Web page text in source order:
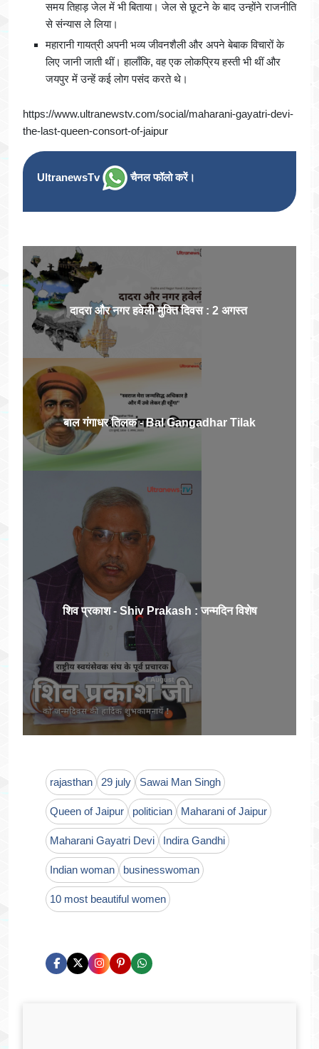
समय तिहाड़ जेल में भी बिताया। जेल से छूटने के बाद उन्होंने राजनीति
से संन्यास ले लिया।
महारानी गायत्री अपनी भव्य जीवनशैली और अपने बेबाक विचारों के
लिए जानी जाती थीं। हालाँकि, वह एक लोकप्रिय हस्ती भी थीं और
जयपुर में उन्हें कई लोग पसंद करते थे।
https://www.ultranewstv.com/social/maharani-gayatri-devi-
the-last-queen-consort-of-jaipur
UltranewsTv चैनल फॉलो करें।
दादरा और नगर हवेली मुक्ति दिवस : 2 अगस्त
बाल गंगाधर तिलक - Bal Gangadhar Tilak
शिव प्रकाश - Shiv Prakash : जन्मदिन विशेष
rajasthan 29 july Sawai Man Singh
Queen of Jaipur politician Maharani of Jaipur
Maharani Gayatri Devi Indira Gandhi
Indian woman businesswoman
10 most beautiful women